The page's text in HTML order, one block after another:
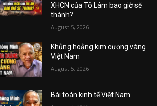
XHCN của Tô Lâm bao giờ sẽ
thành?
August 5, 2026
Khủng hoảng kim cương vàng
Việt Nam
August 5, 2026
Bài toán kinh tế Việt Nam